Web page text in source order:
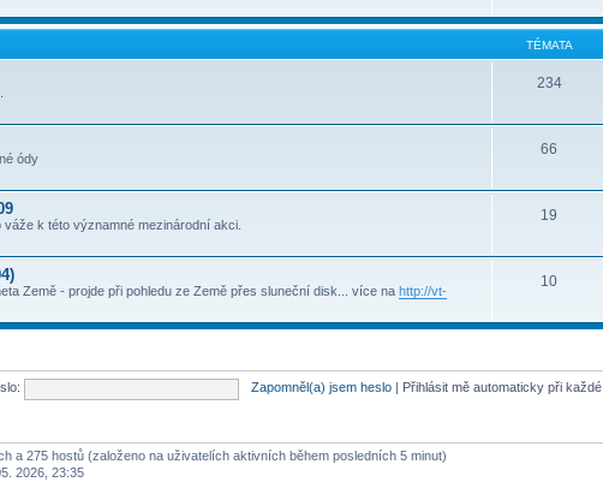
TÉMATA
234
ódy
66
k této významné mezinárodní akci.
19
Země - projde při pohledu ze Země přes sluneční disk... více na http://vt-
10
Zapomněl(a) jsem heslo Přihlásit mě automaticky při
a 275 hostů (založeno na uživatelích aktivních během posledních 5 minut)
2026, 23:35